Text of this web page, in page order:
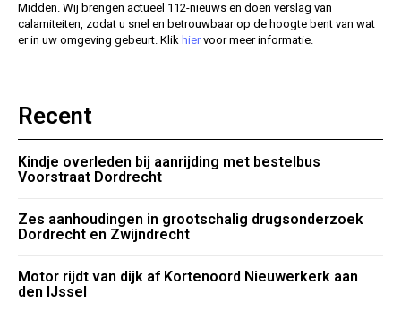
Midden. Wij brengen actueel 112-nieuws en doen verslag van
calamiteiten, zodat u snel en betrouwbaar op de hoogte bent van wat
er in uw omgeving gebeurt. Klik hiervoor meer informatie.
Recent
Kindje overleden bij aanrijding met bestelbus
Voorstraat Dordrecht
Zes aanhoudingen in grootschalig drugsonderzoek
Dordrecht en Zwijndrecht
Motor rijdt van dijk af Kortenoord Nieuwerkerk aan
den IJssel